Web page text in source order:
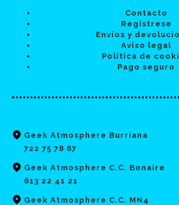
Contacto
Regístrese
Envíos y
Aviso legal
Política de
Pago seguro
Geek Atmosphere Burriana
722 75 78 67
Geek Atmosphere C.C. Bonaire
613 22 41 21
Geek Atmosphere C.C. MN4